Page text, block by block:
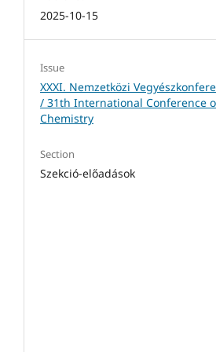
2025-10-15
Issue
XXXI. Nemzetközi
/ 31th International Conference
Chemistry
Section
Szekció-előadások